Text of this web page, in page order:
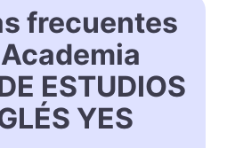
frecuentes
ESTUDIOS
YES